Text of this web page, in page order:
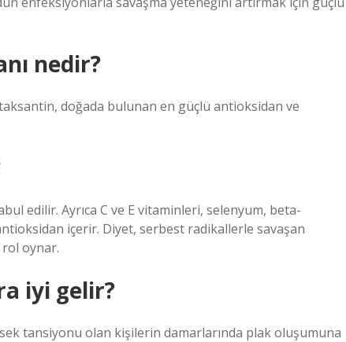
nedir?
doğada bulunan en güçlü antioksidan ve
edilir. Ayrıca C ve E vitaminleri, selenyum, beta-
içerir. Diyet, serbest radikallerle savaşan
oynar.
iyi gelir?
tansiyonu olan kişilerin damarlarında plak oluşumuna